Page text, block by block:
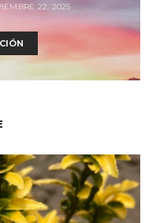
22, 2025